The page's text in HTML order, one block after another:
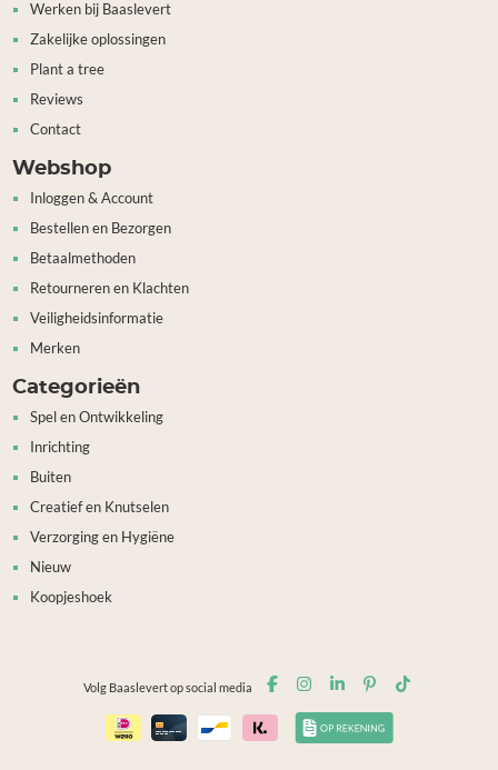
Werken bij Baaslevert
Zakelijke oplossingen
Plant a tree
Reviews
Contact
Webshop
Inloggen & Account
Bestellen en Bezorgen
Betaalmethoden
Retourneren en Klachten
Veiligheidsinformatie
Merken
Categorieën
Spel en Ontwikkeling
Inrichting
Buiten
Creatief en Knutselen
Verzorging en Hygiëne
Nieuw
Koopjeshoek
Volg Baaslevert op social media